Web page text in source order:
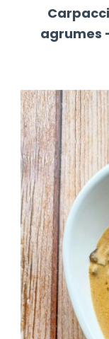
agrumes